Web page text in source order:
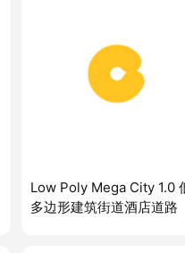
Low Poly Mega City 1.0
多边形建筑街道酒店道路